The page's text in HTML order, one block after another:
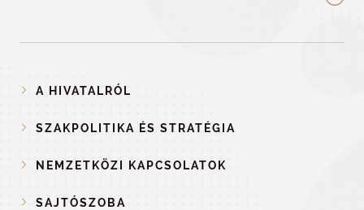
A HIVATALRÓL
SZAKPOLITIKA ÉS STRATÉGIA
NEMZETKÖZI KAPCSOLATOK
SAJTÓSZOBA